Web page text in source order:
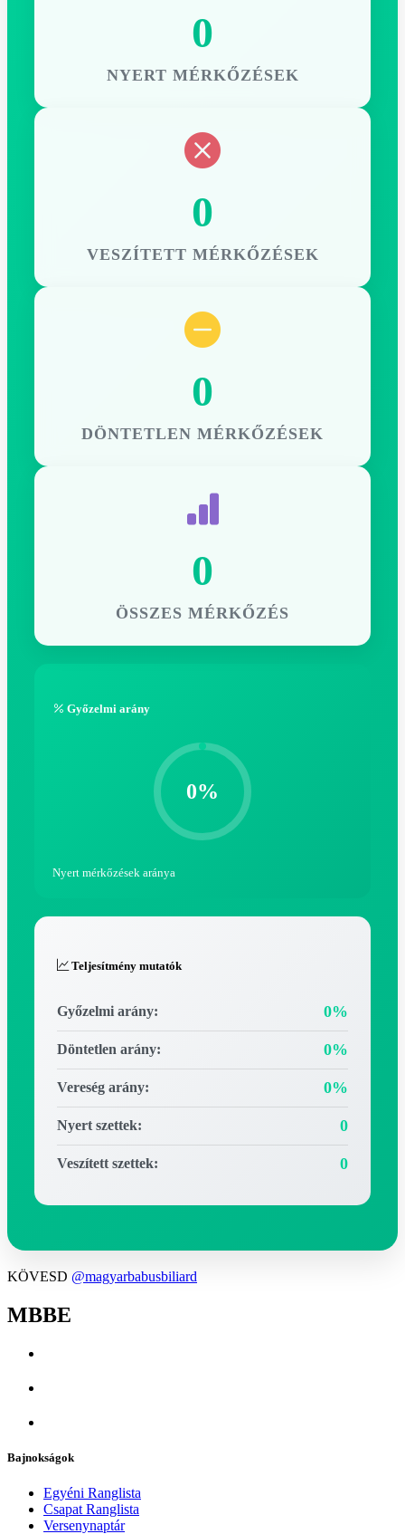
0
NYERT MÉRKŐZÉSEK
0
VESZÍTETT MÉRKŐZÉSEK
0
DÖNTETLEN MÉRKŐZÉSEK
0
ÖSSZES MÉRKŐZÉS
Győzelmi arány
0%
Nyert mérkőzések aránya
Teljesítmény mutatók
Győzelmi arány: 0%
Döntetlen arány: 0%
Vereség arány: 0%
Nyert szettek: 0
Veszített szettek: 0
KÖVESD @magyarbabusbiliard
MBBE
Bajnokságok
Egyéni Ranglista
Csapat Ranglista
Versenynaptár